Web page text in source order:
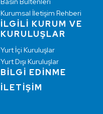
Kurumsal İletişim Rehberi
İLGİLİ KURUM VE
KURULUŞLAR
Yurt İçi Kuruluşlar
Yurt Dışı Kuruluşlar
BİLGİ EDİNME
İLETİŞİM